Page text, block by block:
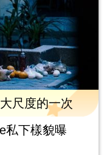
尺度的一次
下樣貌曝